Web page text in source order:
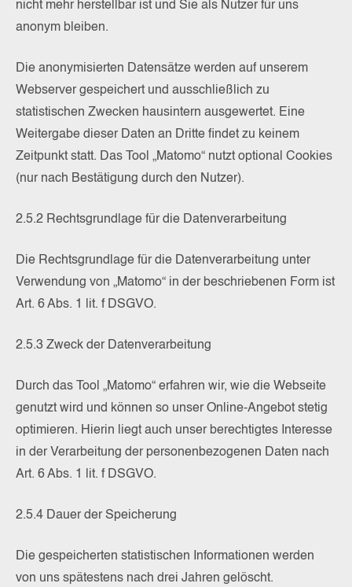
nicht mehr herstellbar ist und Sie als Nutzer für uns
anonym bleiben.
Die anonymisierten Datensätze werden auf unserem
Webserver gespeichert und ausschließlich zu
statistischen Zwecken hausintern ausgewertet. Eine
Weitergabe dieser Daten an Dritte findet zu keinem
Zeitpunkt statt. Das Tool „Matomo“ nutzt optional Cookies
(nur nach Bestätigung durch den Nutzer).
2.5.2 Rechtsgrundlage für die Datenverarbeitung
Die Rechtsgrundlage für die Datenverarbeitung unter
Verwendung von „Matomo“ in der beschriebenen Form ist
Art. 6 Abs. 1 lit. f DSGVO.
2.5.3 Zweck der Datenverarbeitung
Durch das Tool „Matomo“ erfahren wir, wie die Webseite
genutzt wird und können so unser Online-Angebot stetig
optimieren. Hierin liegt auch unser berechtigtes Interesse
in der Verarbeitung der personenbezogenen Daten nach
Art. 6 Abs. 1 lit. f DSGVO.
2.5.4 Dauer der Speicherung
Die gespeicherten statistischen Informationen werden
von uns spätestens nach drei Jahren gelöscht.